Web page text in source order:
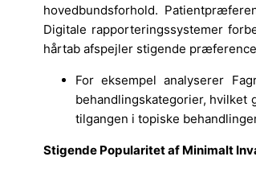
hovedbundsforhold.
Digitale rapporteringssystemer
hårtab afspejler stigende
For eksempel analyserer
behandlingskategorier, hvilket
tilgangen i topiske
Stigende Popularitet af Minimalt